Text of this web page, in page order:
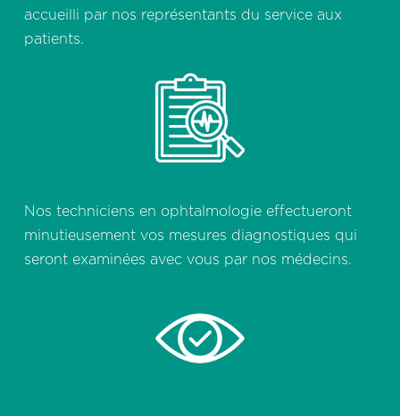
accueilli par nos représentants du service aux
patients.
Nos techniciens en ophtalmologie effectueront
minutieusement vos mesures diagnostiques qui
seront examinées avec vous par nos médecins.